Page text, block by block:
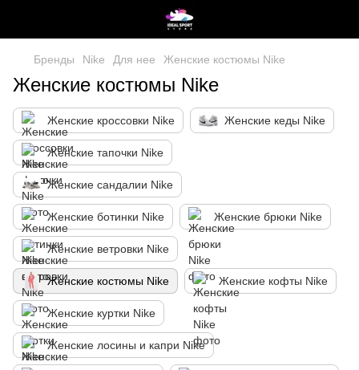
Бренды Nike Для нее Женские костюмы Nike
Женские костюмы Nike
Женские кроссовки Nike Женские кеды Nike
Женские тапочки Nike
Женские сандалии Nike
Женские ботинки Nike Женские брюки Nike
Женские ветровки Nike
Женские костюмы Nike Женские кофты Nike
Женские куртки Nike
Женские лосины и капри Nike